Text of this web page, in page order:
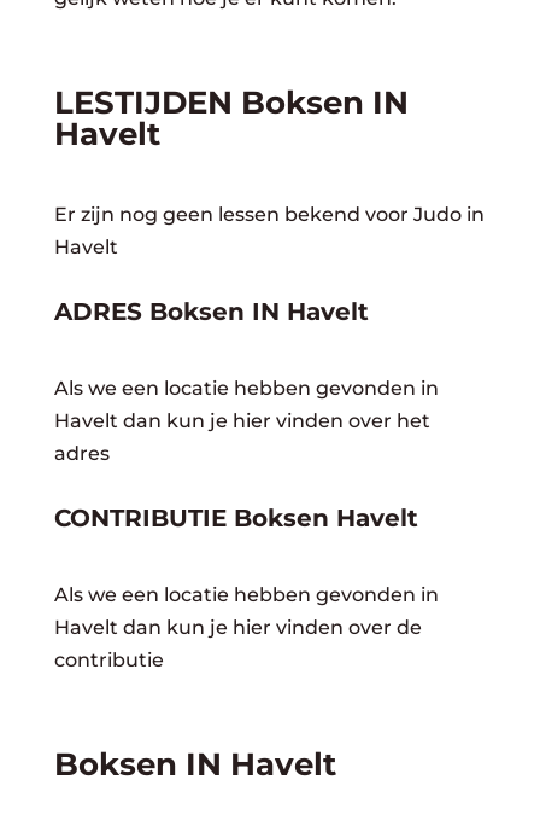
LESTIJDEN Boksen IN
Havelt
Er zijn nog geen lessen bekend voor Judo in
Havelt
ADRES Boksen IN Havelt
Als we een locatie hebben gevonden in
Havelt dan kun je hier vinden over het
adres
CONTRIBUTIE Boksen Havelt
Als we een locatie hebben gevonden in
Havelt dan kun je hier vinden over de
contributie
Boksen IN Havelt